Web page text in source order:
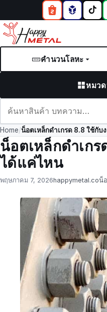
คำนวนโลหะ
หมว
และ
บทความ
Home/น็อตเหล็กดำเกรด 8.8 ใช้กั
น็อตเหล็กดำเก
ได้แค่ไหน
Posted
พฤษภาคม 7, 2026by
happymetal.coin
น็